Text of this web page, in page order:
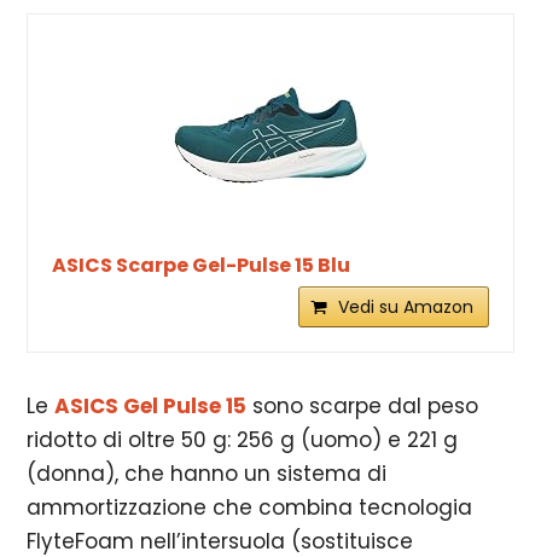
ASICS Scarpe Gel-Pulse 15 Blu
Vedi su Amazon
LeASICS Gel Pulse 15 sono scarpe dal peso
ridotto di oltre 50 g: 256 g (uomo) e 221 g
(donna), che hanno un sistema di
ammortizzazione che combina tecnologia
FlyteFoam nell’intersuola (sostituisce